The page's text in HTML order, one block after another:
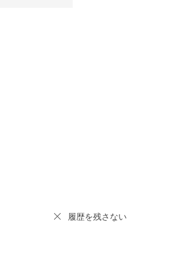
履歴を残さない